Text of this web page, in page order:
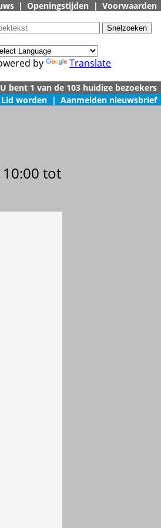
| Openingstijden | Voorwaarden
by Translate
Lid worden | Aanmelden nieuwsbrief
tot